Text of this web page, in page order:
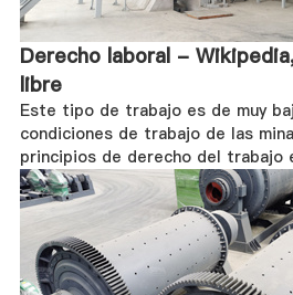
Derecho laboral -
libre
Este tipo de trabajo es de muy
condiciones de trabajo de las
principios de derecho del trabajo